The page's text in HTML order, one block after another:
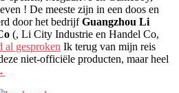
! De meeste zijn in een doos en
door het bedrijfGuangzhou Li
(, Li City Industrie en Handel Co,
al gesproken Ik terug van mijn reis
niet-officiële producten, maar heel